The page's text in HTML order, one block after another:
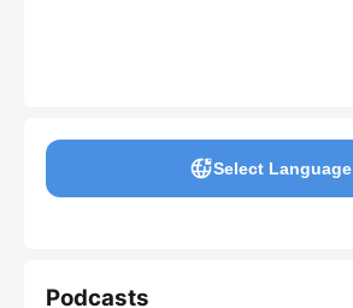
Select Language
Podcasts